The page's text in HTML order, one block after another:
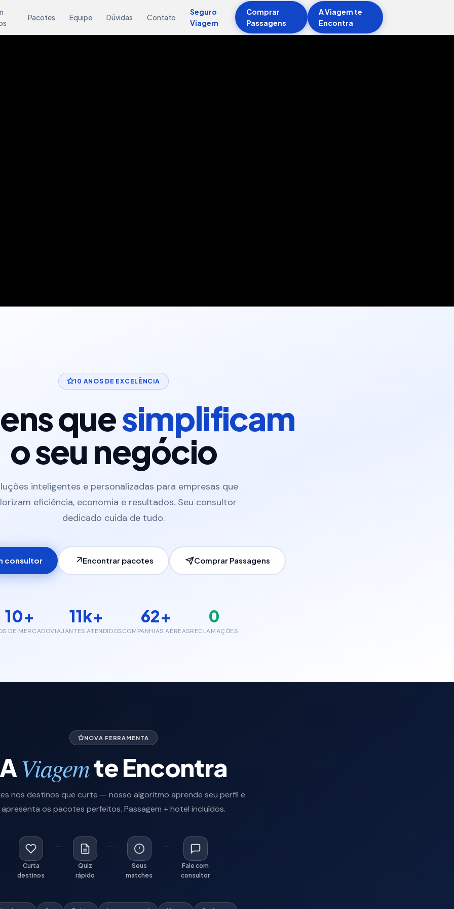
Pacotes Equipe Dúvidas Contato
Seguro
Viagem
Comprar
Passagens
A Viagem te
Encontra
10 ANOS DE EXCELÊNCIA
quesimplificam
o seu negócio
inteligentes e personalizadas para empresas que
eficiência, economia e resultados. Seu consultor
dedicado cuida de tudo.
consultor Encontrar pacotes Comprar Passagens
10+
DE MERCADO
11k+
VIAJANTES ATENDIDOS
62+
COMPANHIAS AÉREAS
0
RECLAMAÇÕES
NOVA FERRAMENTA
AViagemte Encontra
nos destinos que curte — nosso algoritmo aprende seu perfil e
apresenta os pacotes perfeitos. Passagem + hotel incluídos.
Curta
destinos
Quiz
rápido
Seus
matches
Fale com
consultor